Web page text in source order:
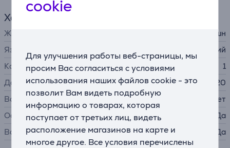
cookie
Для улучшения работы веб-страницы, мы
просим Вас согласиться с условиями
использования наших файлов cookie - это
позволит Вам видеть подробную
информацию о товарах, которая
поступает от третьих лиц, видеть
расположение магазинов на карте и
многое другое. Все условия перечислены
Характеристики игр
Жанр
экшн
Язык
английский
Количество игроков
1
Дата выпуска
10.11.2020
Возрастное ограничение
c 18 лет
Основная игра
Да
Возможность сетевой игры
Да